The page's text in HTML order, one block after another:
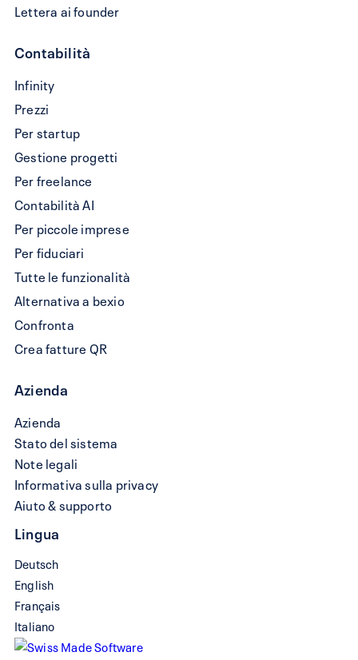
Lettera ai founder
Contabilità
Infinity
Prezzi
Per startup
Gestione progetti
Per freelance
Contabilità AI
Per piccole imprese
Crea
fattura
QR
Per fiduciari
Tutte le funzionalità
Alternativa a bexio
Confronta
Crea fatture QR
Azienda
Azienda
Stato del sistema
Note legali
Informativa sulla privacy
Aiuto & supporto
Lingua
Deutsch
English
Français
Italiano